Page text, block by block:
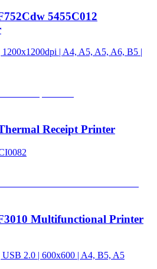
5455C012
1200x1200dpi | A4, A5, A5, A6, B5 |
Receipt Printer
Multifunctional Printer
USB 2.0 | 600x600 | A4, B5, A5